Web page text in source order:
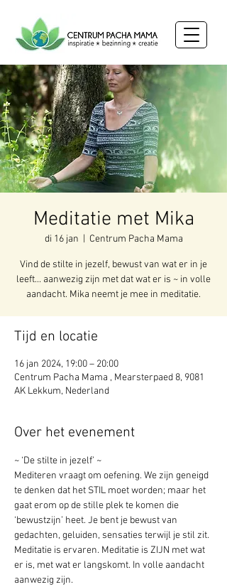
Meditatie met Mika
di 16 jan Centrum Pacha Mama
Vind de stilte in jezelf, bewust van wat er in je
leeft... aanwezig zijn met dat wat er is ~ in volle
aandacht. Mika neemt je mee in meditatie.
Tijd en locatie
16 jan 2024, 19:00 – 20:00
Centrum Pacha Mama , Mearsterpaed 8, 9081
AK Lekkum, Nederland
Over het evenement
~ ‘De stilte in jezelf’ ~
Mediteren vraagt om oefening. We zijn geneigd
te denken dat het STIL moet worden; maar het
gaat erom op de stille plek te komen die
‘bewustzijn’ heet. Je bent je bewust van
gedachten, geluiden, sensaties terwijl je stil zit.
Meditatie is ervaren. Meditatie is ZIJN met wat
er is, met wat er langskomt. In volle aandacht
aanwezig zijn.